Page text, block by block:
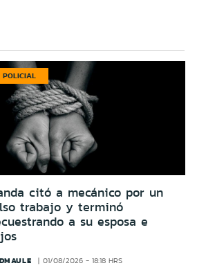
POLICIAL
citó a mecánico por un
trabajo y terminó
a su esposa e
01/08/2026 - 18:18 HRS